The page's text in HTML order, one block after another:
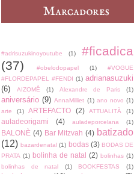
#adrisuzukinoyoutube (1)
#ficadica
(37)
#obelodopapel (1)
#VOGUE
#FLORDEPAPEL #FENDI (1) adrianasuzuki
(6)
AIZOMÊ (1) Alexandre de Paris (1)
aniversário (9) AnnaMilliet (1) ano novo (1)
arte
(1) ARTEFACTO (2) ATTUALITÀ (1)
auladeorigami (4) auladeporcelana (1)
BALONÈ (4) Bar Mitzvah (4) batizado
(12) bazardenatal (1) bodas (3) BODAS DE
PRATA (1) bolinha de natal (2) bolinhas (1)
bolinhas de natal
(1) BOOKFESTAS (1)